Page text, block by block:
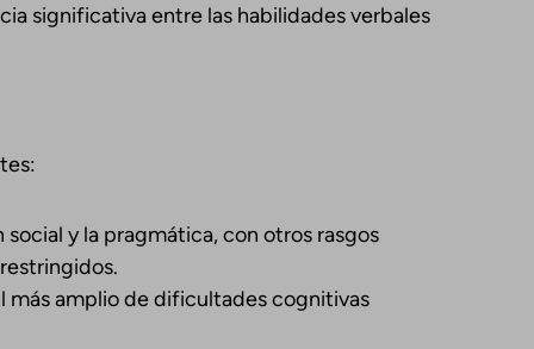
significativa entre las habilidades verbales
y la pragmática, con otros rasgos
amplio de dificultades cognitivas